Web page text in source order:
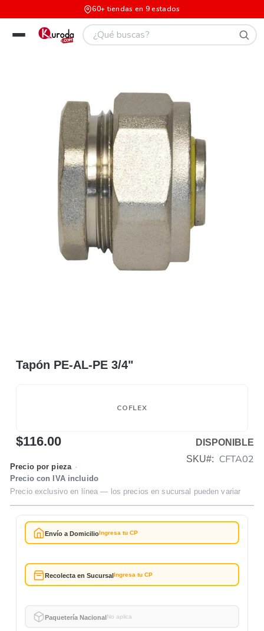
60+ tiendas en 9 estados
Tapón PE-AL-PE 3/4"
COFLEX
$116.00
DISPONIBLE
SKU
CFTA02
Precio por pieza ·
Precio con IVA incluido
Precio exclusivo en línea — los precios en sucursal pueden variar
Envío a DomicilioIngresa tu CP
Recolecta en SucursalIngresa tu CP
Paquetería NacionalNo aplica